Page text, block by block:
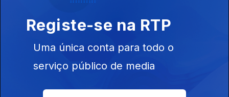
06 ago. 2026
01h Termina hoje o prazo de candidatura ao
06 ago. 2026
Registe-se na RTP
Uma única conta para todo o
serviço público de media